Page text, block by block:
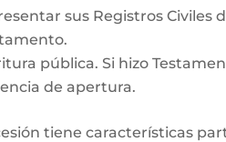
sus Registros Civiles
pública. Si hizo
de apertura.
tiene características